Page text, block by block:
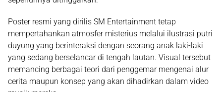
Poster resmi yang dirilis SM Entertainment tetap
mempertahankan atmosfer misterius melalui ilustrasi putri
duyung yang berinteraksi dengan seorang anak laki-laki
yang sedang berselancar di tengah lautan. Visual tersebut
memancing berbagai teori dari penggemar mengenai alur
cerita maupun konsep yang akan dihadirkan dalam video